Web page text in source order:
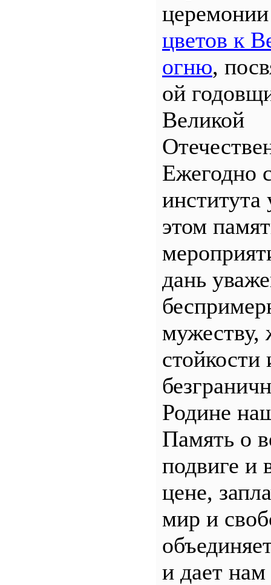
цветов к
огню,
ой
Великой
Ежегодно
института
этом
дань
мужеству,
стойкости
Родине
Память о
подвиге и
цене,
мир и
и дает